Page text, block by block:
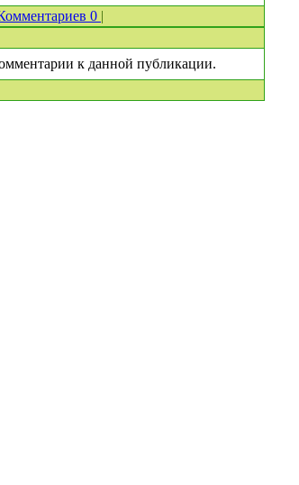
0 |
к данной публикации.